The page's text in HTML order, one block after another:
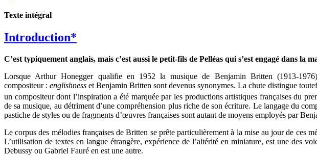
Texte intégral
Introduction*
C’est typiquement anglais, mais c’est aussi le petit-fils de Pelléas qui s’est engagé dans la
Lorsque Arthur Honegger qualifie en 1952 la musique de Benjamin Britten (1913-
compositeur :englishness et Benjamin Britten sont devenus synonymes. La chute distingue
un compositeur dont l’inspiration a été marquée par les productions artistiques françaises du
de sa musique, au détriment d’une compréhension plus riche de son écriture. Le langage du
pastiche de styles ou de fragments d’œuvres françaises sont autant de moyens employés par
Le corpus des mélodies françaises de Britten se prête particulièrement à la mise au jour de ces
L’utilisation de textes en langue étrangère, expérience de l’altérité en miniature, est une des
Debussy ou Gabriel Fauré en est une autre.